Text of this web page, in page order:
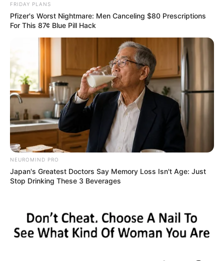
FRIDAY PLANS
Pfizer's Worst Nightmare: Men Canceling $80 Prescriptions
For This 87¢ Blue Pill Hack
NEUROMIND PRO
Japan's Greatest Doctors Say Memory Loss Isn't Age: Just
Stop Drinking These 3 Beverages